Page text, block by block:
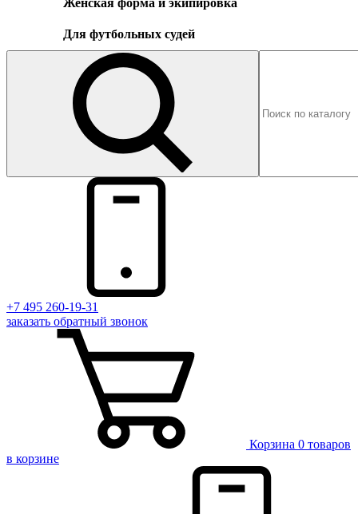
Женская форма и экипировка
Для футбольных судей
+7 495 260-19-31
заказать обратный звонок
Корзина 0 товаров
в корзине